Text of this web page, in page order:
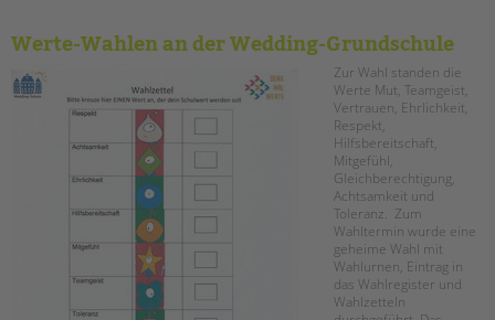
Werte-Wahlen an der Wedding-Grundschule
Zur Wahl standen die
Werte Mut, Teamgeist,
Vertrauen, Ehrlichkeit,
Respekt,
Hilfsbereitschaft,
Mitgefühl,
Gleichberechtigung,
Achtsamkeit und
Toleranz. Zum
Wahltermin wurde eine
geheime Wahl mit
Wahlurnen, Eintrag in
das Wahlregister und
Wahlzetteln